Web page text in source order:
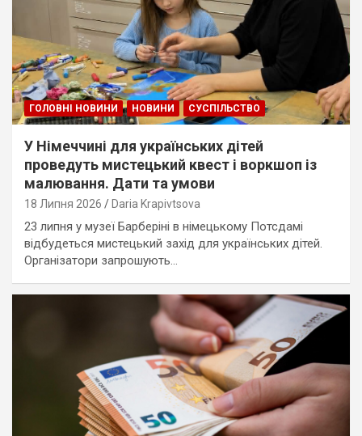
ГОЛОВНІ НОВИНИ НОВИНИ СУСПІЛЬСТВО
У Німеччині для українських дітей
проведуть мистецький квест і воркшоп із
малювання. Дати та умови
18 Липня 2026 Daria Krapivtsova
23 липня у музеї Барберіні в німецькому Потсдамі
відбудеться мистецький захід для українських дітей.
Організатори запрошують…